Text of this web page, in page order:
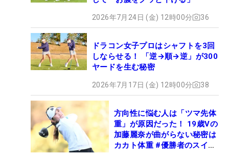
2026年7月24日 (金) 12時00分 36
ドラコン女子プロはシャフトを3回
しならせる！ 「逆→順→逆」が300
ヤードを生む秘密
2026年7月17日 (金) 12時00分 38
方向性に悩む人は「ツマ先体
重」が原因だった！ 19歳Vの
加藤麗奈が曲がらない秘密は
カカト体重 #優勝者のスイン